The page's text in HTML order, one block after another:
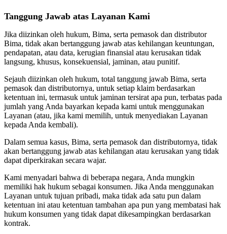
Tanggung Jawab atas Layanan Kami
Jika diizinkan oleh hukum, Bima, serta pemasok dan distributor
Bima, tidak akan bertanggung jawab atas kehilangan keuntungan,
pendapatan, atau data, kerugian finansial atau kerusakan tidak
langsung, khusus, konsekuensial, jaminan, atau punitif.
Sejauh diizinkan oleh hukum, total tanggung jawab Bima, serta
pemasok dan distributornya, untuk setiap klaim berdasarkan
ketentuan ini, termasuk untuk jaminan tersirat apa pun, terbatas pada
jumlah yang Anda bayarkan kepada kami untuk menggunakan
Layanan (atau, jika kami memilih, untuk menyediakan Layanan
kepada Anda kembali).
Dalam semua kasus, Bima, serta pemasok dan distributornya, tidak
akan bertanggung jawab atas kehilangan atau kerusakan yang tidak
dapat diperkirakan secara wajar.
Kami menyadari bahwa di beberapa negara, Anda mungkin
memiliki hak hukum sebagai konsumen. Jika Anda menggunakan
Layanan untuk tujuan pribadi, maka tidak ada satu pun dalam
ketentuan ini atau ketentuan tambahan apa pun yang membatasi hak
hukum konsumen yang tidak dapat dikesampingkan berdasarkan
kontrak.